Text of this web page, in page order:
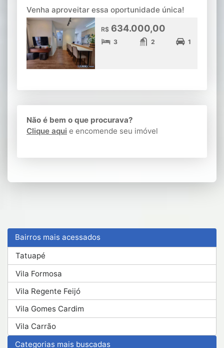
Venha aproveitar essa oportunidade única!
R$634.000,00
3 2 1
Não é bem o que procurava?
Clique aqui e encomende seu imóvel
Bairros mais acessados
Tatuapé
Vila Formosa
Vila Regente Feijó
Vila Gomes Cardim
Vila Carrão
Categorias mais buscadas